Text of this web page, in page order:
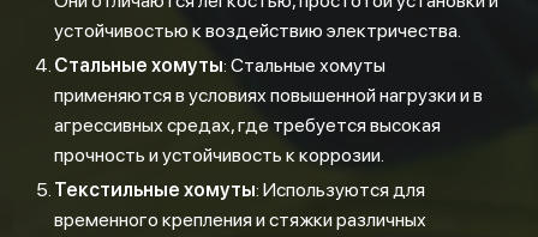
устойчивостью к воздействию электричества.
Стальные хомуты: Стальные хомуты
применяются в условиях повышенной нагрузки и в
агрессивных средах, где требуется высокая
прочность и устойчивость к коррозии.
Текстильные хомуты: Используются для
временного крепления и стяжки различных